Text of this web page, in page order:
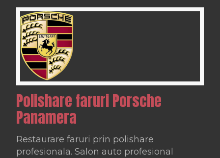
Polishare faruri Porsche
Panamera
Restaurare faruri prin polishare
profesionala. Salon auto profesional